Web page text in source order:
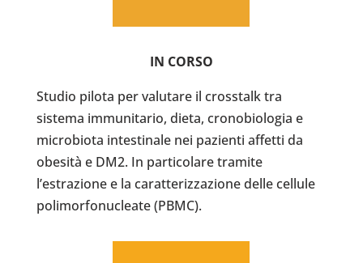
IN CORSO
Studio pilota per valutare il crosstalk tra
sistema immunitario, dieta, cronobiologia e
microbiota intestinale nei pazienti affetti da
obesità e DM2. In particolare tramite
l’estrazione e la caratterizzazione delle cellule
polimorfonucleate (PBMC).